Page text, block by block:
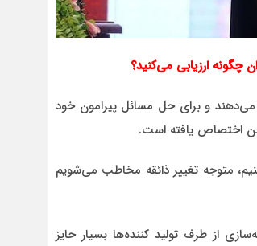
چگونه ارزیابی می‌کنید؟
می‌دهند و برای حل مسائل پیرامون خود
اختصاص یافته است.
متوجه تغییر ذائقه مخاطب می‌شویم
از طرف تولید کننده‌ها بسیار حایز